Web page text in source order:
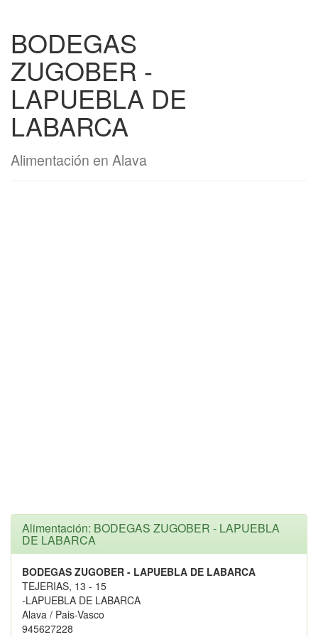
BODEGAS
ZUGOBER -
LAPUEBLA DE
LABARCA
Alimentación en Alava
Alimentación: BODEGAS ZUGOBER - LAPUEBLA
DE LABARCA
BODEGAS ZUGOBER - LAPUEBLA DE LABARCA
TEJERIAS, 13 - 15
-LAPUEBLA DE LABARCA
Alava / Pais-Vasco
945627228